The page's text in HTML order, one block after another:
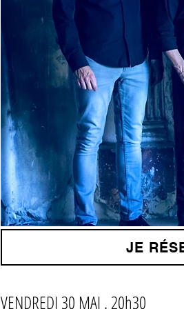
JE
VENDREDI 30 MAI . 20h30